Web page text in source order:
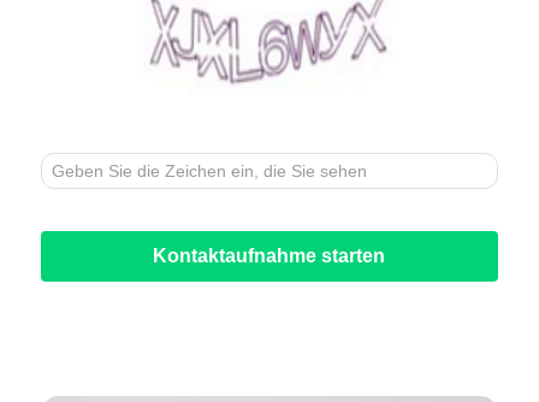
Kontaktaufnahme starten